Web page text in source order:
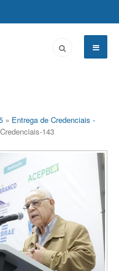
» Entrega de Credenciais -
143